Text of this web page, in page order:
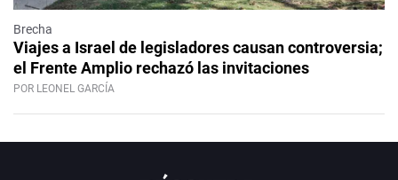
Brecha
Viajes a Israel de legisladores causan controversia;
el Frente Amplio rechazó las invitaciones
POR LEONEL GARCÍA